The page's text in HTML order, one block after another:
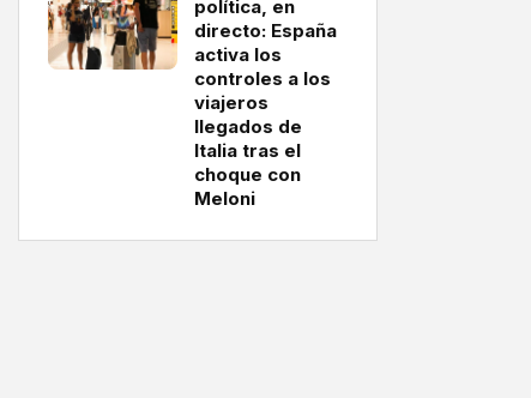
política, en
directo: España
activa los
controles a los
viajeros
llegados de
Italia tras el
choque con
Meloni